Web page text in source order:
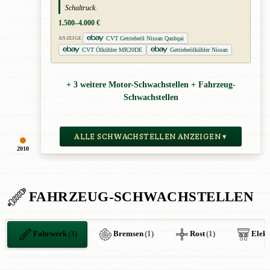
2010
Schaltruck.
1.500–4.000 €
ANZEIGE
CVT Getriebeöl Nissan Qashqai
CVT Ölkühler MR20DE
Getriebeölkühler Nissan
+ 3 weitere Motor-Schwachstellen + Fahrzeug-
Schwachstellen
ALLE SCHWACHSTELLEN ANZEIGEN ▾
FAHRZEUG-SCHWACHSTELLEN
Fahrwerk(3) Bremsen(1) Rost(1)